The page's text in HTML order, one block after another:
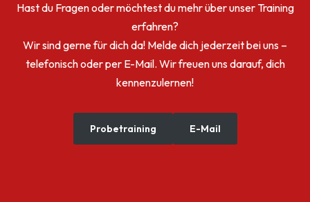
Hast du Fragen oder möchtest du mehr über unser Training
erfahren?
Wir sind gerne für dich da! Melde dich jederzeit bei uns –
telefonisch oder per E-Mail. Wir freuen uns darauf, dich
kennenzulernen!
Probetraining E-Mail